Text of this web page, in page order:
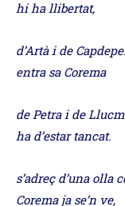
hi ha llibertat,
d’Artà i
entra sa Corema
de Petra i
ha d’estar tancat.
s’adreç
Corema ja se’n ve,